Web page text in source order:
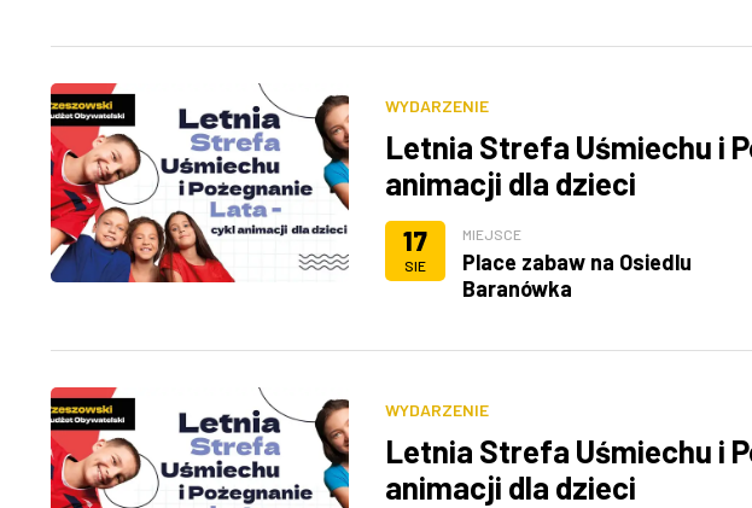
WYDARZENIE
Letnia Strefa Uśmiechu i
animacji dla dzieci
17
SIE
MIEJSCE
Place zabaw na Osiedlu
Baranówka
WYDARZENIE
Letnia Strefa Uśmiechu i
animacji dla dzieci